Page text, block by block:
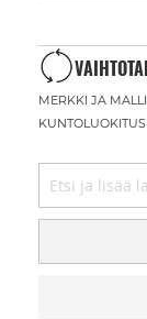
MERKKI JA MALLI
KUNTOLUOKITUS